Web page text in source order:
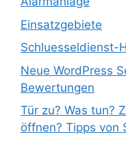
Einsatzgebiete
Schluesseldienst-
Neue WordPress
Bewertungen
Tür zu? Was tun?
öffnen? Tipps von